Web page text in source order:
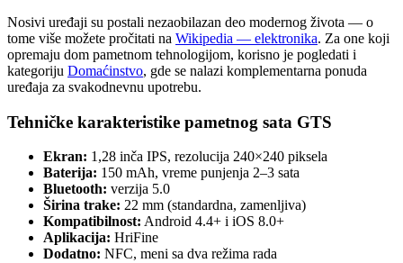
Nosivi uređaji su postali nezaobilazan deo modernog života — o
tome više možete pročitati na Wikipedia — elektronika. Za one koji
opremaju dom pametnom tehnologijom, korisno je pogledati i
kategoriju Domaćinstvo, gde se nalazi komplementarna ponuda
uređaja za svakodnevnu upotrebu.
Tehničke karakteristike pametnog sata GTS
Ekran: 1,28 inča IPS, rezolucija 240×240 piksela
Baterija: 150 mAh, vreme punjenja 2–3 sata
Bluetooth: verzija 5.0
Širina trake: 22 mm (standardna, zamenljiva)
Kompatibilnost: Android 4.4+ i iOS 8.0+
Aplikacija: HriFine
Dodatno: NFC, meni sa dva režima rada